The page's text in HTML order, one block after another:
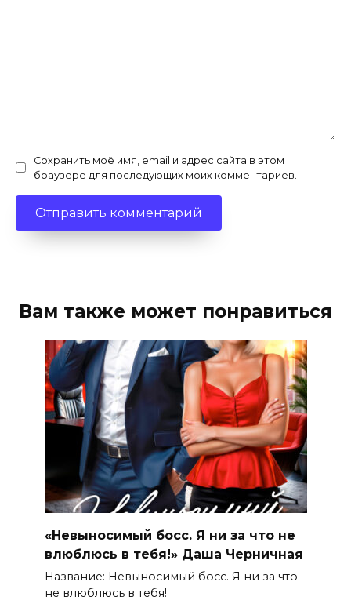
Сохранить моё имя, email и адрес сайта в этом
браузере для последующих моих комментариев.
Вам также может понравиться
«Невыносимый босс. Я ни за что не
влюблюсь в тебя!» Даша Черничная
Название: Невыносимый босс. Я ни за что
не влюблюсь в тебя!